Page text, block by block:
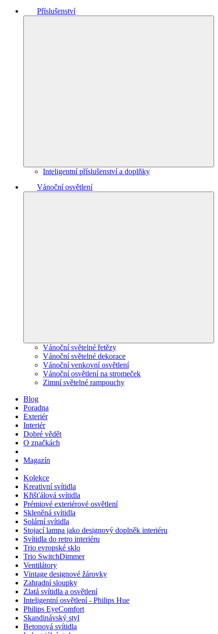
Příslušenství
Inteligentní příslušenství a doplňky
Vánoční osvětlení
Vánoční světelné řetězy
Vánoční světelné dekorace
Vánoční venkovní osvětlení
Vánoční osvětlení na stromeček
Zimní světelné rampouchy
Blog
Poradna
Exteriér
Interiér
Dobré vědět
O značkách
Magazín
Kolekce
Kreativní svítidla
Křišťálová svítidla
Prémiové exteriérové osvětlení
Skleněná svítidla
Solární svítidla
Stojací lampa jako designový doplněk interiéru
Svítidla do retro interiéru
Trio evropské sklo
Trio SwitchDimmer
Ventilátory
Vintage designové žárovky
Zahradní sloupky
Zlatá svítidla a osvětlení
Inteligentní osvětlení - Philips Hue
Philips EyeComfort
Skandinávský styl
Betonová svítidla